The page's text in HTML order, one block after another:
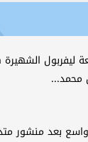
ليفربول الشهيرة
محمد...
بعد منشور